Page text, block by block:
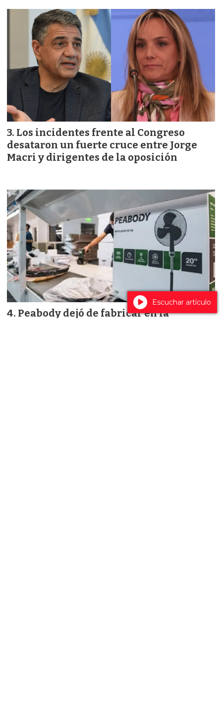
Los incidentes frente al Congreso
desataron un fuerte cruce entre Jorge
Macri y dirigentes de la oposición
Peabody dejó de fabricar en la
Escuchar artículo